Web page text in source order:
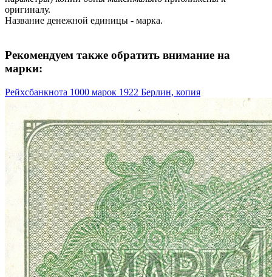
оригиналу.
Название денежной единицы - марка.
Рекомендуем также обратить внимание на
марки:
Рейхсбанкнота 1000 марок 1922 Берлин, копия